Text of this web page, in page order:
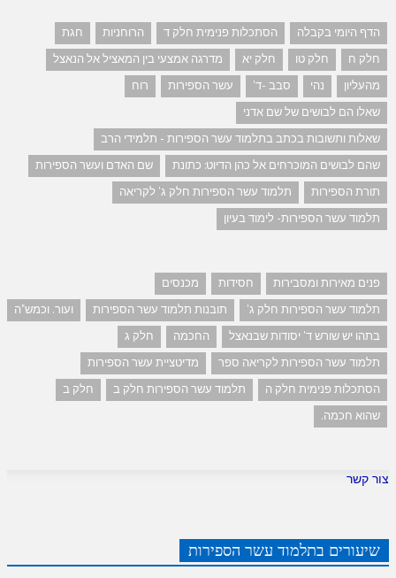
הדף היומי בקבלה הסתכלות פנימית חלק ד הרוחניות
חגת
חלק ח
חלק טו חלק יא
מדרגה אמצעי בין המאציל אל הנאצל
מהעליון
נהי סבב -ד' עשר הספירות
רוח
שאלו הם לבושים של שם אדני
שאלות ותשובות בכתב בתלמוד עשר הספירות - תלמידי הרב
שהם לבושים המוכרחים אל כהן הדיוט: כתונת
שם האדם ועשר הספירות
תורת הספירות
תלמוד עשר הספירות חלק ג' לקריאה
תלמוד עשר הספירות- לימוד בעיון
פנים מאירות ומסבירות חסידות
מכנסים
תלמוד עשר הספירות חלק ג'
תובנות תלמוד עשר הספירות
ועור. וכמש"ה
בתהו יש שורש ד' יסודות שבנאצל
החכמה
חלק ג
תלמוד עשר הספירות לקריאה ספר
מדיטציית עשר הספירות
הסתכלות פנימית חלק ה
תלמוד עשר הספירות חלק ב
חלק ב
שהוא חכמה.
צור קשר
שיעורים בתלמוד עשר הספירות